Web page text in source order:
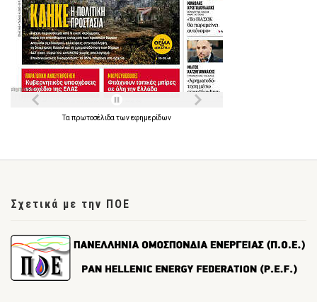
Τα πρωτοσέλιδα τωνεφημερίδων
Σχετικά με την ΠΟΕ